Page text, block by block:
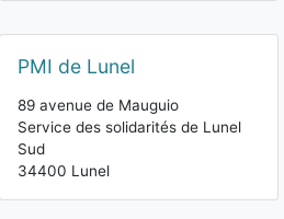
PMI de Lunel
89 avenue de Mauguio
Service des solidarités de Lunel
Sud
34400 Lunel